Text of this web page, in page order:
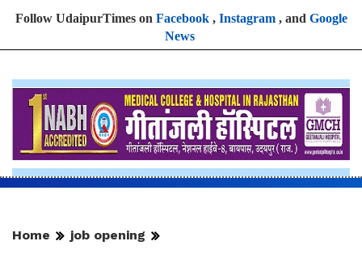
Follow UdaipurTimes on Facebook, Instagram, and Google
News
Home job opening